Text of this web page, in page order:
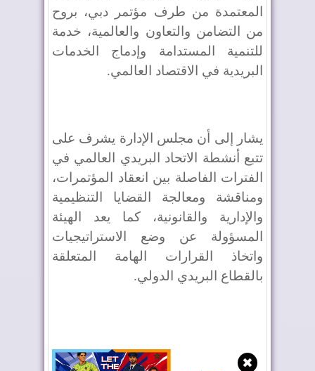
المعتمدة من طرف مؤتمر دبي، بروح
من التضامن والتعاون والعالمية، خدمة
للتنمية المستدامة وإدماج الخدمات
البريدية في الاقتصاد العالمي.
يشار إلى أن مجلس الإدارة يشرف على
تتبع أنشطة الاتحاد البريدي العالمي في
الفترات الفاصلة بين انعقاد المؤتمرات،
ومناقشة ومعالجة القضايا التنظيمية
والإدارية والقانونية، كما يعد الهيئة
المسؤولة عن وضع الاستراتيجيات
واتخاذ القرارات الهامة المتعلقة
بالقطاع البريدي الدولي.
✖